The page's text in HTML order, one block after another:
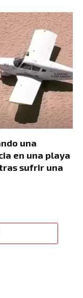
una
en una playa
sufrir una